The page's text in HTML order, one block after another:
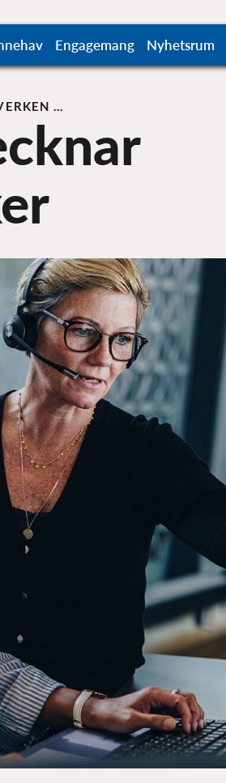
Engagemang Nyhetsrum
…